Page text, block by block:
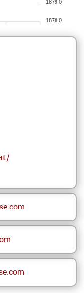
1879.0
1878.0